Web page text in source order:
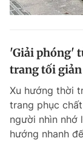
'Giải phóng'
trang tối
Xu hướng thời
trang phục
người nhìn nhớ
hướng nhanh